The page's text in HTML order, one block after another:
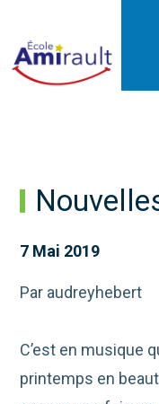
7 Mai 2019
Par audreyhebert
C’est en musique
printemps en